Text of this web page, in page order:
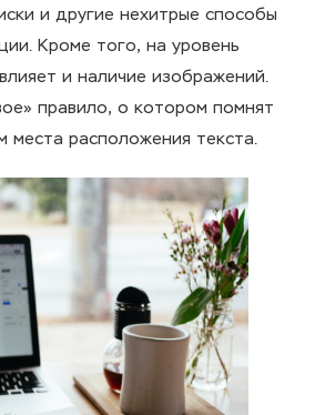
и другие нехитрые способы
Кроме того, на уровень
и наличие изображений.
правило, о котором помнят
места расположения текста.